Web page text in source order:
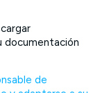
documentación
de